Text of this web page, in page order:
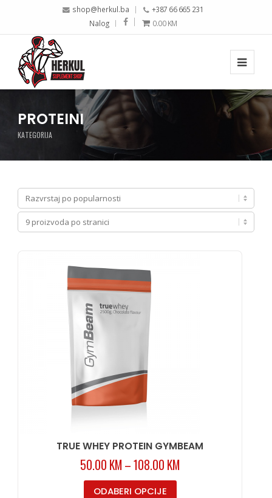
shop@herkul.ba
+387 66 665 231
Nalog
0.00KM
PROTEINI
KATEGORIJA
TRUE WHEY PROTEIN GYMBEAM
50.00 KM –108.00 KM
ODABERI OPCIJE